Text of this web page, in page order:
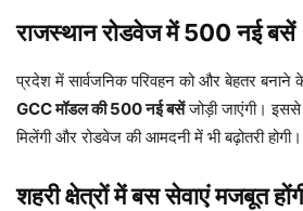
राजस्थान रोडवेज में 500 नई बसें
प्रदेश में सार्वजनिक परिवहन को और बेहतर बनाने
GCC मॉडल की 500 नई बसेंजोड़ी जाएंगी। इससे
मिलेंगी और रोडवेज की आमदनी में भी बढ़ोतरी होगी।
शहरी क्षेत्रों में बस सेवाएं मजबूत